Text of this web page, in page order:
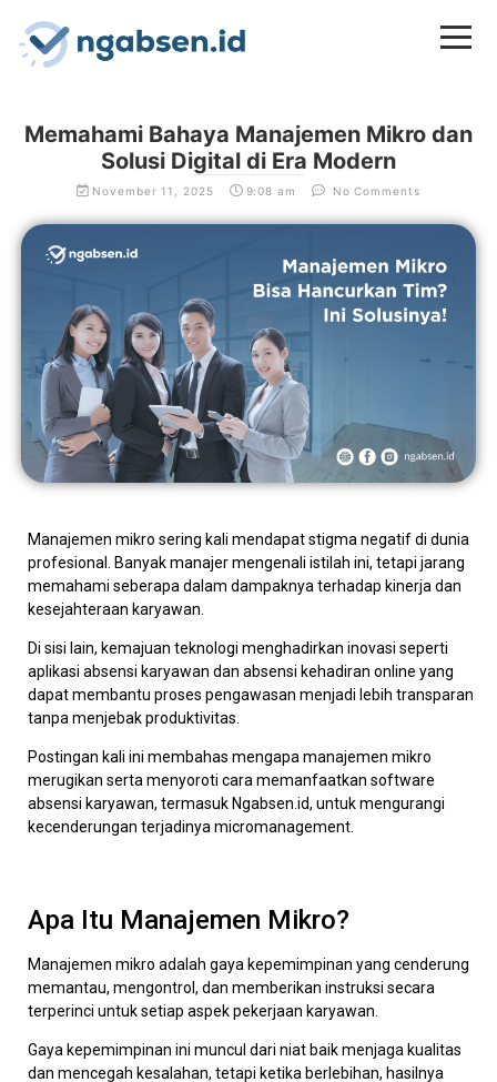
Memahami Bahaya Manajemen Mikro dan
Solusi Digital di Era Modern
November 11, 2025 9:08 am No Comments
Manajemen mikro sering kali mendapat stigma negatif di dunia
profesional. Banyak manajer mengenali istilah ini, tetapi jarang
memahami seberapa dalam dampaknya terhadap kinerja dan
kesejahteraan karyawan.
Di sisi lain, kemajuan teknologi menghadirkan inovasi seperti
aplikasi absensi karyawan dan absensi kehadiran online yang
dapat membantu proses pengawasan menjadi lebih transparan
tanpa menjebak produktivitas.
Postingan kali ini membahas mengapa manajemen mikro
merugikan serta menyoroti cara memanfaatkan software
absensi karyawan, termasuk Ngabsen.id, untuk mengurangi
kecenderungan terjadinya micromanagement.
Apa Itu Manajemen Mikro?
Manajemen mikro adalah gaya kepemimpinan yang cenderung
memantau, mengontrol, dan memberikan instruksi secara
terperinci untuk setiap aspek pekerjaan karyawan.
Gaya kepemimpinan ini muncul dari niat baik menjaga kualitas
dan mencegah kesalahan, tetapi ketika berlebihan, hasilnya